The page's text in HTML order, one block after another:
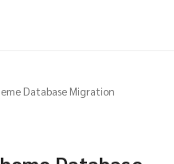
Database Migration